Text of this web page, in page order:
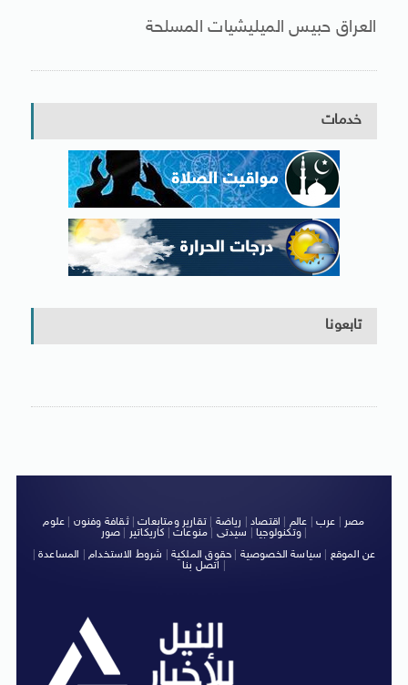
العراق حبيس الميليشيات المسلحة
خدمات
تابعونا
مصر عرب عالم اقتصاد رياضة |تقارير ومتابعات|ثقافة وفنون
علوم
وتكنولوجيا| سيدتى منوعات كاريكاتير صور
|
عن الموقع
سياسة الخصوصية حقوق الملكية شروط الاستخدام| المساعدة|
اتصل بنا